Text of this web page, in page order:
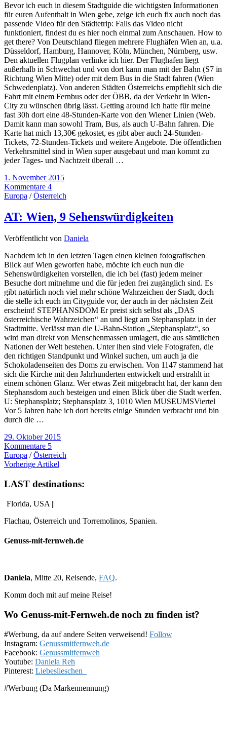
Bevor ich euch in diesem Stadtguide die wichtigsten Informationen
für euren Aufenthalt in Wien gebe, zeige ich euch fix auch noch das
passende Video für den Städtetrip: Falls das Video nicht
funktioniert, findest du es hier noch einmal zum Anschauen. How to
get there? Von Deutschland fliegen mehrere Flughäfen Wien an, u.a.
Düsseldorf, Hamburg, Hannover, Köln, München, Nürnberg, usw.
Den aktuellen Flugplan verlinke ich hier. Der Flughafen liegt
außerhalb in Schwechat und von dort kann man mit der Bahn (S7 in
Richtung Wien Mitte) oder mit dem Bus in die Stadt fahren (Wien
Schwedenplatz). Von anderen Städten Österreichs empfiehlt sich die
Fahrt mit einem Fernbus oder der ÖBB, da der Verkehr in Wien-
City zu wünschen übrig lässt. Getting around Ich hatte für meine
fast 30h dort eine 48-Stunden-Karte von den Wiener Linien (Web.
Damit kann man sowohl Tram, Bus, als auch U-Bahn fahren. Die
Karte hat mich 13,30€ gekostet, es gibt aber auch 24-Stunden-
Tickets, 72-Stunden-Tickets und weitere Angebote. Die öffentlichen
Verkehrsmittel sind in Wien super ausgebaut und man kommt zu
jeder Tages- und Nachtzeit überall …
1. November 2015
Kommentare 4
Europa /Österreich
AT: Wien, 9 Sehenswürdigkeiten
Veröffentlicht von Daniela
Nachdem ich in den letzten Tagen einen kleinen fotografischen
Blick auf Wien geworfen habe, möchte ich euch nun die
Sehenswürdigkeiten vorstellen, die ich bei (fast) jedem meiner
Besuche dort mitnehme und die für jeden frei zugänglich sind. Es
gibt natürlich noch viel mehr schöne Wahrzeichen der Stadt, doch
die stelle ich euch im Cityguide vor, der auch in der nächsten Zeit
erscheint! STEPHANSDOM Er preist sich selbst als „DAS
österreichische Wahrzeichen“ an und liegt am Stephansplatz in der
Stadtmitte. Verlässt man die U-Bahn-Station „Stephansplatz“, so
wird man direkt von Menschenmassen umlagert, die aus sämtlichen
Nationen der Welt bestehen. Unter ihen sind viele Fotografen, die
den richtigen Standpunkt und Winkel suchen, um auch ja die
Schokoladenseiten des Doms zu erwischen. Von 1147 stammend hat
sich die Kirche mit den Jahrhunderten entwickelt und erstrahlt in
einem schönen Glanz. Wer etwas Zeit mitgebracht hat, der kann den
Stephansdom auch besteigen und einen Blick über die Stadt werfen.
U: Stephansplatz; Stephansplatz 3, 1010 Wien MUSEUMSViertel
Vor 5 Jahren habe ich dort bereits einige Stunden verbracht und bin
durch die …
29. Oktober 2015
Kommentare 5
Europa /Österreich
Vorherige Artikel
LAST destinations:
Florida, USA ||
Flachau, Österreich und Torremolinos, Spanien.
Genuss-mit-fernweh.de
Daniela, Mitte 20, Reisende, FAQ.
Komm doch mit auf meine Reise!
Wo Genuss-mit-Fernweh.de noch zu finden ist?
#Werbung, da auf andere Seiten verweisend! Follow
Instagram: Genussmitfernweh.de
Facebook: Genussmitfernweh
Youtube: Daniela Reh
Pinterest: Liebeslieschen_
#Werbung (Da Markennennung)